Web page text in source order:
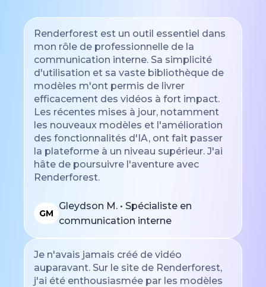
Renderforest est un outil essentiel dans
mon rôle de professionnelle de la
communication interne. Sa simplicité
d'utilisation et sa vaste bibliothèque de
modèles m'ont permis de livrer
efficacement des vidéos à fort impact.
Les récentes mises à jour, notamment
les nouveaux modèles et l'amélioration
des fonctionnalités d'IA, ont fait passer
la plateforme à un niveau supérieur. J'ai
hâte de poursuivre l'aventure avec
Renderforest.
GM
Gleydson M. • Spécialiste en
communication interne
Je n'avais jamais créé de vidéo
auparavant. Sur le site de Renderforest,
j'ai été enthousiasmée par les modèles